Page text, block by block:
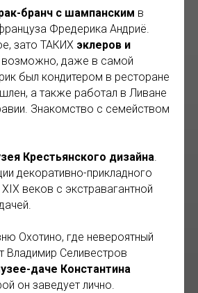
бранч с шампанским в
Фредерика Андриё.
зато ТАКИХ эклеров и
возможно, даже в самой
был кондитером в ресторане
а также работал в Ливане
Знакомство с семейством
Крестьянского дизайна.
декоративно-прикладного
веков с экстравагантной
Охотино, где невероятный
Владимир Селивестров
даче Константина
он заведует лично.